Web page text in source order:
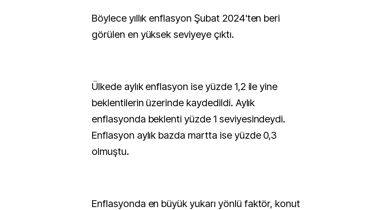
Böylece yıllık enflasyon Şubat 2024'ten beri
görülen en yüksek seviyeye çıktı.
Ülkede aylık enflasyon ise yüzde 1,2 ile yine
beklentilerin üzerinde kaydedildi. Aylık
enflasyonda beklenti yüzde 1 seviyesindeydi.
Enflasyon aylık bazda martta ise yüzde 0,3
olmuştu.
Enflasyonda en büyük yukarı yönlü faktör, konut